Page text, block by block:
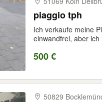
piaggio tph
Ich verkaufe meine
einwandfrei, aber ich
500 €
50829